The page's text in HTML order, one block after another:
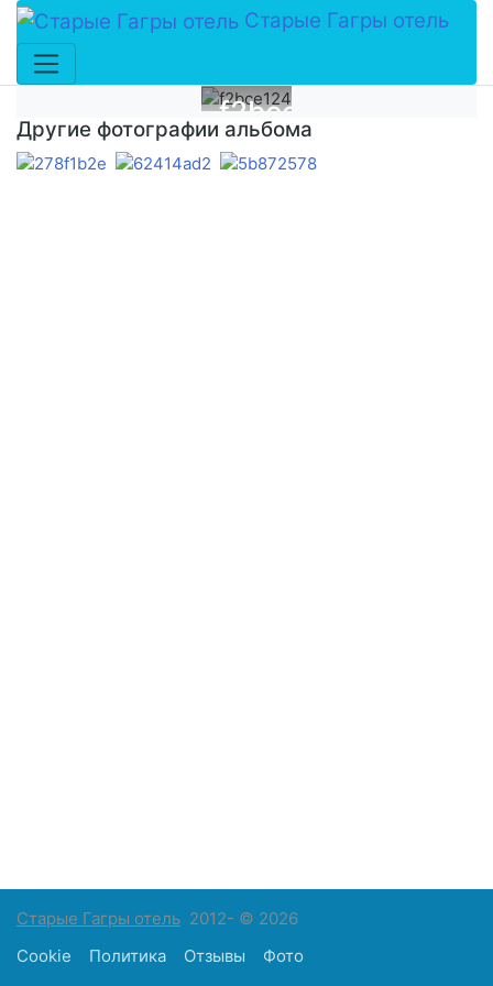
Старые Гагры отель
f2bce124
Другие фотографии альбома
Старые Гагры отель 2012- © 2026
Cookie
Политика Отзывы Фото